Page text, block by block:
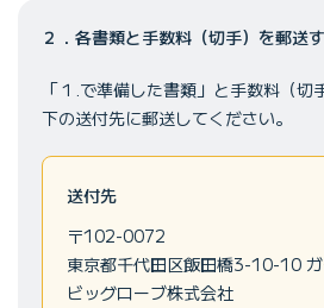
２．各書類と手数料（切手）を郵送
「１.で準備した書類」と手数料（切
下の送付先に郵送してください。
送付先
〒102-0072
東京都千代田区飯田橋3-10-10
ビッグローブ株式会社